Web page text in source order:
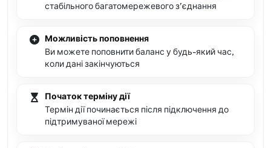
стабільного багатомережевого зʼєднання
Можливість поповнення
Ви можете поповнити баланс у будь-який час,
коли дані закінчуються
Початок терміну дії
Термін дії починається після підключення до
підтримуваної мережі